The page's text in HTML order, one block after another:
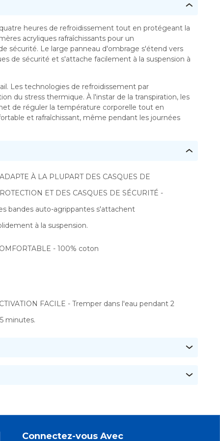
heures de refroidissement tout en protégeant la
acryliques rafraîchissants pour un
sécurité. Le large panneau d'ombrage s'étend vers
de sécurité et s'attache facilement à la suspension à
Les technologies de refroidissement par
du stress thermique. À l'instar de la transpiration, les
de réguler la température corporelle tout en
et rafraîchissant, même pendant les journées
À LA PLUPART DES CASQUES DE
ET DES CASQUES DE SÉCURITÉ -
bandes auto-agrippantes s'attachent
à la suspension.
- 100% coton
FACILE - Tremper dans l'eau pendant 2
minutes.
Connectez-vous Avec